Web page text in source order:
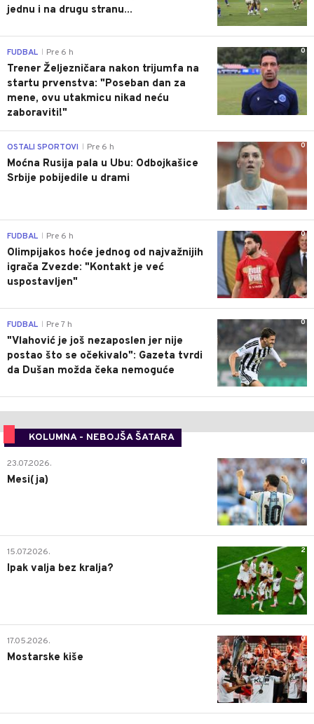
jednu i na drugu stranu...
0
FUDBAL Pre 6 h
Trener Željezničara nakon trijumfa na
startu prvenstva: "Poseban dan za
mene, ovu utakmicu nikad neću
zaboraviti!"
0
OSTALI SPORTOVI Pre 6 h
Moćna Rusija pala u Ubu: Odbojkašice
Srbije pobijedile u drami
0
FUDBAL Pre 6 h
Olimpijakos hoće jednog od najvažnijih
igrača Zvezde: "Kontakt je već
uspostavljen"
0
FUDBAL Pre 7 h
"Vlahović je još nezaposlen jer nije
postao što se očekivalo": Gazeta tvrdi
da Dušan možda čeka nemoguće
KOLUMNA - NEBOJŠA ŠATARA
0
23.07.2026.
Mesi(ja)
2
15.07.2026.
Ipak valja bez kralja?
0
17.05.2026.
Mostarske kiše